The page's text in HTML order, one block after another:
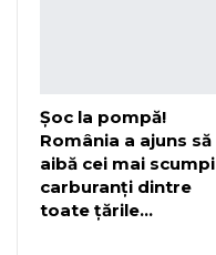
Șoc la pompă!
România a ajuns să
aibă cei mai scumpi
carburanți dintre
toate țările…